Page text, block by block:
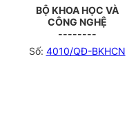
BỘ KHOA HỌC VÀ
CÔNG NGHỆ
--------
Số: 4010/QĐ-BKHCN